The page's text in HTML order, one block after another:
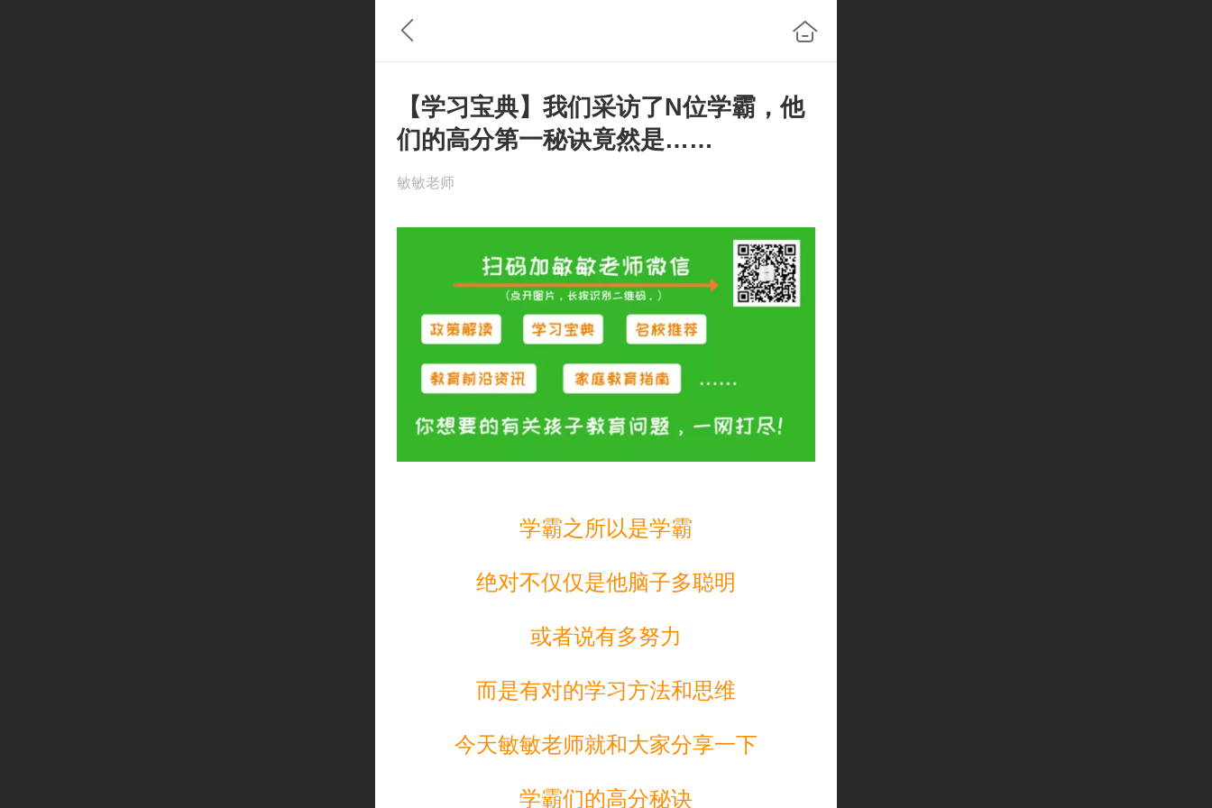
【学习宝典】我们采访了N位学霸，他
们的高分第一秘诀竟然是……
敏敏老师
学霸之所以是学霸
绝对不仅仅是他脑子多聪明
或者说有多努力
而是有对的学习方法和思维
今天敏敏老师就和大家分享一下
学霸们的高分秘诀